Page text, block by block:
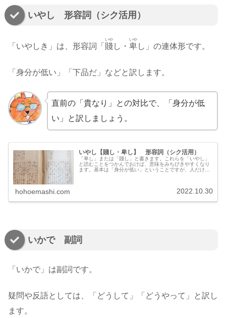
いやし 形容詞（シク活用）
「いやしき」は、形容詞「 賤
いや
し・ 卑
いや
し」の連体形です。
「身分が低い」「下品だ」などと訳します。
直前の「貴なり」との対比で、「身分が低
い」と訳しましょう。
いやし【賤し・卑し】 形容詞（シク活用）
「卑し」または「賤し」と書きます。これらを「いやし」
と読むことをつかんでおけば、意味をみちびきやすくなり
ます。基本は「身分が低い」ということですが、人だけで
hohoemashi.com 2022.10.30
いかで 副詞
「いかで」は副詞です。
疑問や反語としては、「どうして」「どうやって」と訳し
ます。